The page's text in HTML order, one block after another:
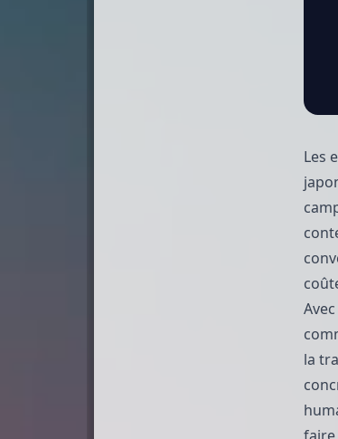
Les
la